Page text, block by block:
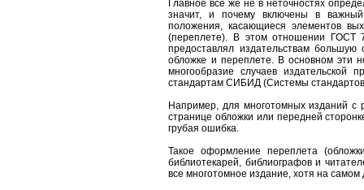
Главное все же не в неточностях
значит, и почему включены в
положения, касающиеся элементов
(переплете). В этом отношении ГОСТ
предоставлял издательствам
обложке и переплете. В основном эти
многообразие случаев издательской
стандартам СИБИД (Системы
Например, для многотомных изданий с
странице обложки или передней
грубая ошибка.
Такое оформление переплета
библиотекарей, библиографов и
все многотомное издание, хотя на самом